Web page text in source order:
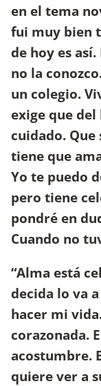
en el tema
fui muy bien
de hoy es
no la
un colegio.
exige que
cuidado.
tiene que
Yo te puedo
pero tiene
pondré en
Cuando no
“Alma está
decida lo va
hacer mi
corazonada.
acostumbre.
quiere ver a